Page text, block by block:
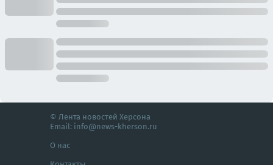
© Лента новостей Херсона
Email: info@news-kherson.ru
О нас